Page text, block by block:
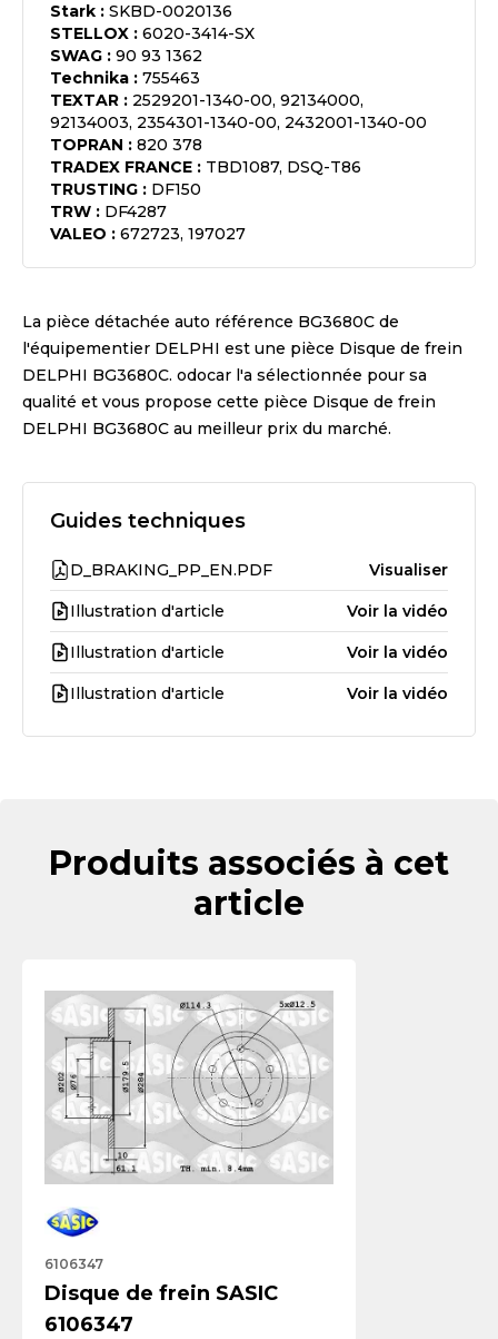
Stark : SKBD-0020136
STELLOX : 6020-3414-SX
SWAG : 90 93 1362
Technika : 755463
TEXTAR : 2529201-1340-00, 92134000,
92134003, 2354301-1340-00, 2432001-1340-00
TOPRAN : 820 378
TRADEX FRANCE : TBD1087, DSQ-T86
TRUSTING : DF150
TRW : DF4287
VALEO : 672723, 197027
La pièce détachée auto référence BG3680C de
l'équipementier DELPHI est une pièce Disque de frein
DELPHI BG3680C. odocar l'a sélectionnée pour sa
qualité et vous propose cette pièce Disque de frein
DELPHI BG3680C au meilleur prix du marché.
Guides techniques
D_BRAKING_PP_EN.PDF Visualiser
Illustration d'article Voir la vidéo
Illustration d'article Voir la vidéo
Illustration d'article Voir la vidéo
Produits associés à cet
article
6106347
Disque de frein SASIC
6106347